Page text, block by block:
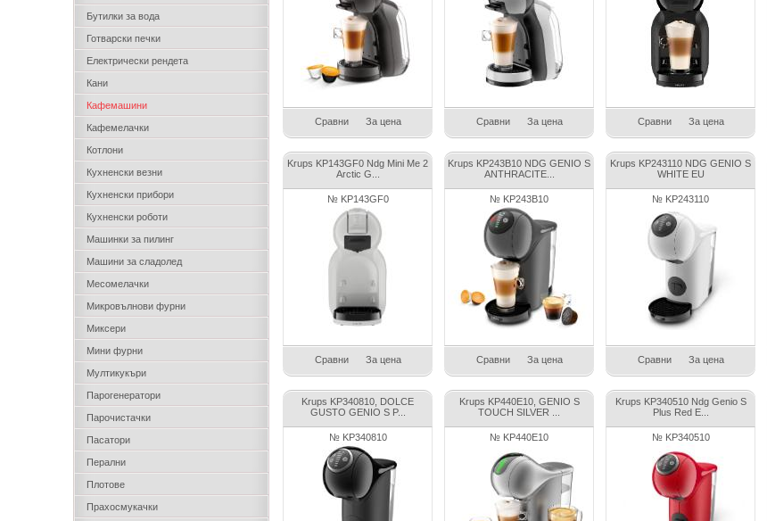
Бутилки за вода
Готварски печки
Електрически рендета
Кани
Кафемашини
Кафемелачки
Котлони
Кухненски везни
Кухненски прибори
Кухненски роботи
Машинки за пилинг
Машини за сладолед
Месомелачки
Микровълнови фурни
Миксери
Мини фурни
Мултикукъри
Парогенератори
Парочистачки
Пасатори
Перални
Плотове
Прахосмукачки
Сравни За цена Сравни За цена Сравни За цена
Krups KP143GF0 Ndg Mini Me 2
Arctic G...
№ KP143GF0
Сравни За цена
Krups KP243B10 NDG GENIO S
ANTHRACITE...
№ KP243B10
Сравни За цена
Krups KP243110 NDG GENIO S
WHITE EU
№ KP243110
Сравни За цена
Krups KP340810, DOLCE
GUSTO GENIO S P...
№ KP340810
Krups KP440E10, GENIO S
TOUCH SILVER ...
№ KP440E10
Krups KP340510 Ndg Genio S
Plus Red E...
№ KP340510